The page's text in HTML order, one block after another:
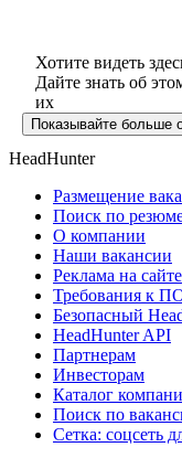
Хотите видеть
Дайте знать об
их
Показывайте больше
HeadHunter
Размещение
Поиск по
О компании
Наши вакансии
Реклама на сайте
Требования к
Безопасный
HeadHunter API
Партнерам
Инвесторам
Каталог
Поиск по
Сетка: соцсеть